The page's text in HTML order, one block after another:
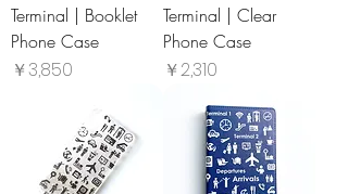
Terminal | Booklet
Phone Case
価格
￥3,850
Terminal | Clear
Phone Case
価格
￥2,310